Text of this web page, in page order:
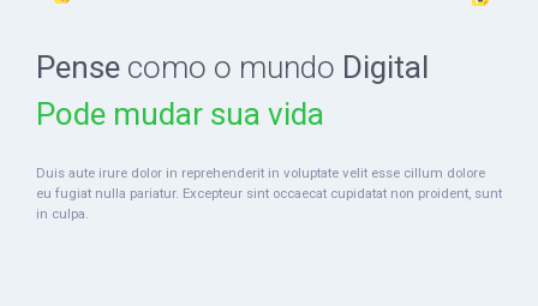
Pense como o mundo Digital
Pode mudar sua vida
Duis aute irure dolor in reprehenderit in voluptate velit esse cillum dolore
eu fugiat nulla pariatur. Excepteur sint occaecat cupidatat non proident, sunt
in culpa.